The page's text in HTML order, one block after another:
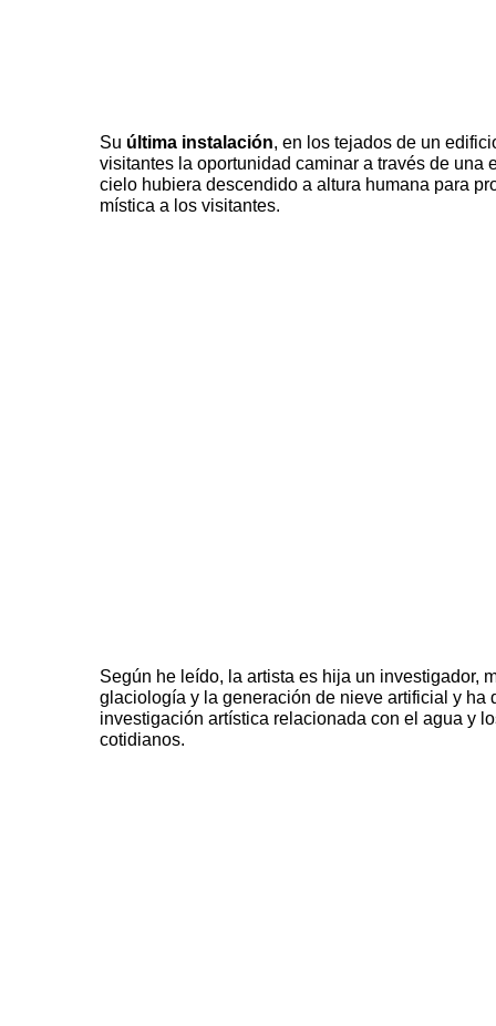
Su última instalación, en los tejados de un
visitantes la oportunidad caminar a través de una
cielo hubiera descendido a altura humana para
mística a los visitantes.
Según he leído, la artista es hija un investigador,
glaciología y la generación de nieve artificial y ha
investigación artística relacionada con el agua y
cotidianos.